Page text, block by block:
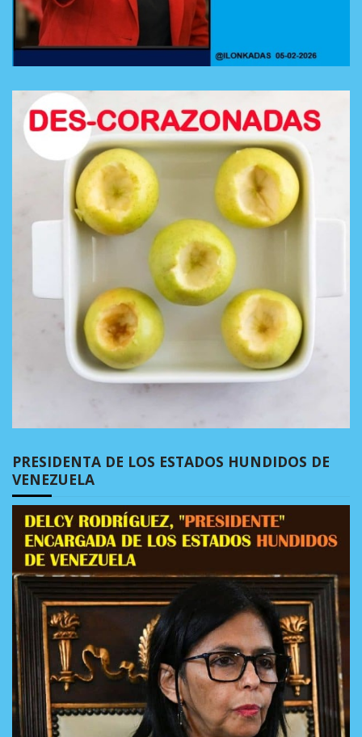
PRESIDENTA DE LOS ESTADOS HUNDIDOS DE
VENEZUELA